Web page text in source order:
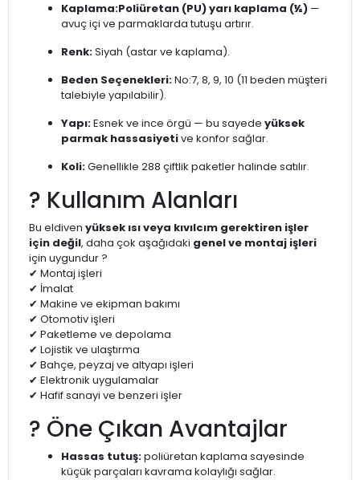
Kaplama:Poliüretan (PU) yarı kaplama (½) —
avuç içi ve parmaklarda tutuşu artırır.
Renk:Siyah (astar ve kaplama).
Beden Seçenekleri:No:7, 8, 9, 10 (11 beden müşteri
talebiyle yapılabilir).
Yapı:Esnek ve ince örgü — bu sayede yüksek
parmak hassasiyetive konfor sağlar.
Koli:Genellikle 288 çiftlik paketler halinde satılır.
? Kullanım Alanları
Bu eldiven yüksek ısı veya kıvılcım gerektiren işler
için değil, daha çok aşağıdaki genel ve montaj işleri
için uygundur ?
✔ Montaj işleri
✔ İmalat
✔ Makine ve ekipman bakımı
✔ Otomotiv işleri
✔ Paketleme ve depolama
✔ Lojistik ve ulaştırma
✔ Bahçe, peyzaj ve altyapı işleri
✔ Elektronik uygulamalar
✔ Hafif sanayi ve benzeri işler
? Öne Çıkan Avantajlar
Hassas tutuş:poliüretan kaplama sayesinde
küçük parçaları kavrama kolaylığı sağlar.